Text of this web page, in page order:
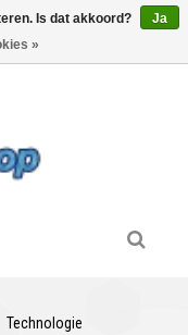
Technologie
Is dat akkoord?
Ja
»